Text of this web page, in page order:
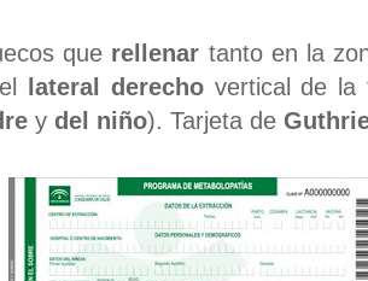
que rellenar tanto en la
lateral derechovertical de la
y del niño). Tarjeta de